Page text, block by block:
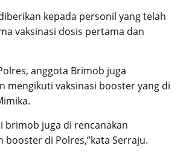
kepada personil yang telah
vaksinasi dosis pertama dan
anggota Brimob juga
mengikuti vaksinasi booster yang di
brimob juga di rencanakan
booster di Polres,”kata Serraju.